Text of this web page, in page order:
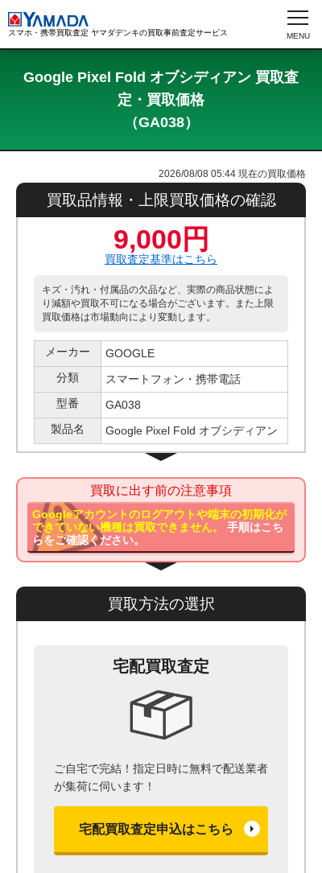
スマホ・携帯買取査定 ヤマダデンキの買取事前査定サービス
Google Pixel Fold オブシディアン 買取査
定・買取価格
（GA038）
2026/08/08 05:44 現在の買取価格
買取品情報・上限買取価格の確認
9,000円
買取査定基準はこちら
キズ・汚れ・付属品の欠品など、実際の商品状態によ
り減額や買取不可になる場合がございます。また上限
買取価格は市場動向により変動します。
メーカー
GOOGLE
分類
スマートフォン・携帯電話
型番
GA038
製品名
Google Pixel Fold オブシディアン
買取に出す前の注意事項
Googleアカウントのログアウトや端末の初期化が
できていない機種は買取できません。
手順はこち
らをご確認ください。
買取方法の選択
宅配買取査定
ご自宅で完結！指定日時に無料で配送業者
が集荷に伺います！
宅配買取査定申込はこちら